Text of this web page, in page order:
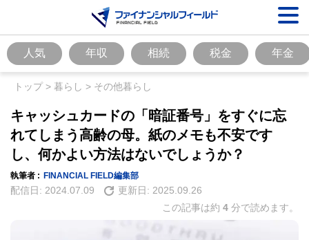
人気 年収 相続 税金 年金
トップ> 暮らし > その他暮らし
キャッシュカードの「暗証番号」をすぐに忘
れてしまう高齢の母。紙のメモも不安です
し、何かよい方法はないでしょうか？
執筆者 : FINANCIAL FIELD編集部
配信日: 2024.07.09 更新日: 2025.09.26
この記事は約 4 分で読めます。